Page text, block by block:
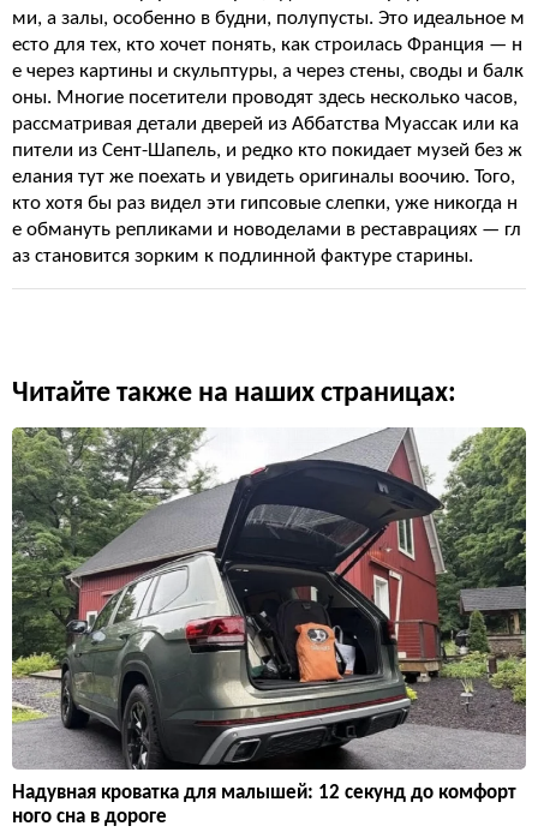
ми, а залы, особенно в будни, полупусты. Это идеальное м
есто для тех, кто хочет понять, как строилась Франция — н
е через картины и скульптуры, а через стены, своды и балк
оны. Многие посетители проводят здесь несколько часов,
рассматривая детали дверей из Аббатства Муассак или ка
пители из Сент-Шапель, и редко кто покидает музей без ж
елания тут же поехать и увидеть оригиналы воочию. Того,
кто хотя бы раз видел эти гипсовые слепки, уже никогда н
е обмануть репликами и новоделами в реставрациях — гл
аз становится зорким к подлинной фактуре старины.
Читайте также на наших страницах:
Надувная кроватка для малышей: 12 секунд до комфорт
ного сна в дороге